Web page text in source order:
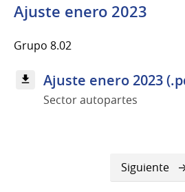
Ajuste enero 2023
Grupo 8.02
Ajuste enero 2023
Sector autopartes
Siguiente
página
Siguiente